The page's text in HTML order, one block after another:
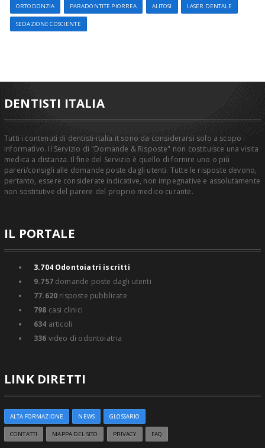
ORTODONZIA PARADONTITE PIORREA ALITOSI LASER DENTALE
SEDAZIONE COSCIENTE
DENTISTI ITALIA
Tutti i contenuti di dentisti-italia.it sono da considerarsi solo a scopo
informativo. Il Servizio di "Domande & Risposte" non costituisce una visita
medica a distanza. Il fine del Servizio è quello di fornire uno o più
pareri/consigli alle domande poste dagli utenti. Tutte le risposte devono,
pertanto, essere considerate indicative, non impegnative e assolutamente
non sostitutive del parere del proprio medico curante.
IL PORTALE
3.704Odontoiatri iscritti
9.757domande poste dagli utenti
77.620 risposte pubblicate
798 casi clinici
634 articoli
336 video di odontoiatria
LINK DIRETTI
ALTA FORMAZIONE NEWS GLOSSARIO
CONTATTI MAPPA DEL SITO PRIVACY FAQ